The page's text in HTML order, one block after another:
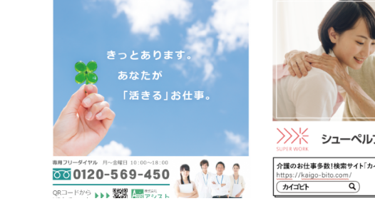
高齢者介護
株式会社アシスト
職 種：介護職員資 格
初任者研修、介護福
与：時給1,100円～
※時給は経験、資格、